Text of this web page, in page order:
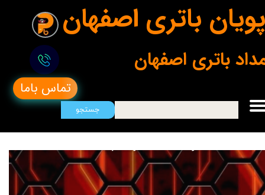
پویان باتری اصفهان
تماس باما
جستجو
باتری اصفهان